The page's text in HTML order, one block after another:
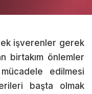
işverenler gerek
birtakım önlemler
edilmesi
başta olmak